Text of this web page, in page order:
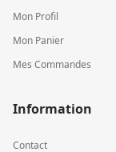
Mon Profil
Mon Panier
Mes Commandes
Information
Contact